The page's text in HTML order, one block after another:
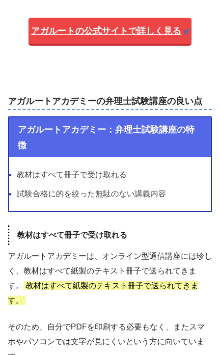
アガルートの公式サイトで詳しく見る
アガルートアカデミーの弁理士試験講座の良い点
アガルートアカデミー：弁理士試験講座の特
徴
教材はすべて冊子で受け取れる
試験合格に的を絞った無駄のない講義内容
教材はすべて冊子で受け取れる
アガルートアカデミーは、オンライン型通信講座には珍し
く、教材はすべて紙製のテキスト冊子で送られてきま
す。
教材はすべて紙製のテキスト冊子で送られてきま
す。
そのため、自分でPDFを印刷する必要もなく、またスマ
ホやパソコンでは文字が見にくいという方に向いていま